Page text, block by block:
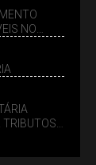
NO
TRIBUTOS